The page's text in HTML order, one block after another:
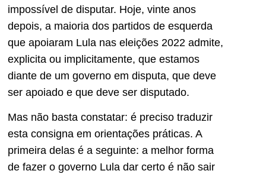
impossível de disputar. Hoje, vinte anos
depois, a maioria dos partidos de esquerda
que apoiaram Lula nas eleições 2022 admite,
explicita ou implicitamente, que estamos
diante de um governo em disputa, que deve
ser apoiado e que deve ser disputado.
Mas não basta constatar: é preciso traduzir
esta consigna em orientações práticas. A
primeira delas é a seguinte: a melhor forma
de fazer o governo Lula dar certo é não sair